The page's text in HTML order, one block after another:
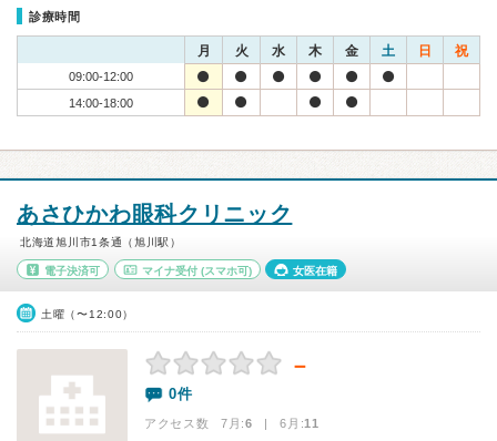
診療時間
月 火 水 木 金 土 日 祝
09:00-12:00
14:00-18:00
あさひかわ眼科クリニック
北海道旭川市1条通（旭川駅）
電子決済可 マイナ受付(スマホ可) 女医在籍
土曜（〜12:00）
－
0件
アクセス数 7月:6 | 6月:11